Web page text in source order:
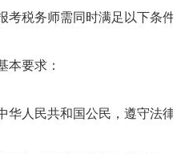
税务师需同时满足以下条件
要求：
人民共和国公民，遵守法律